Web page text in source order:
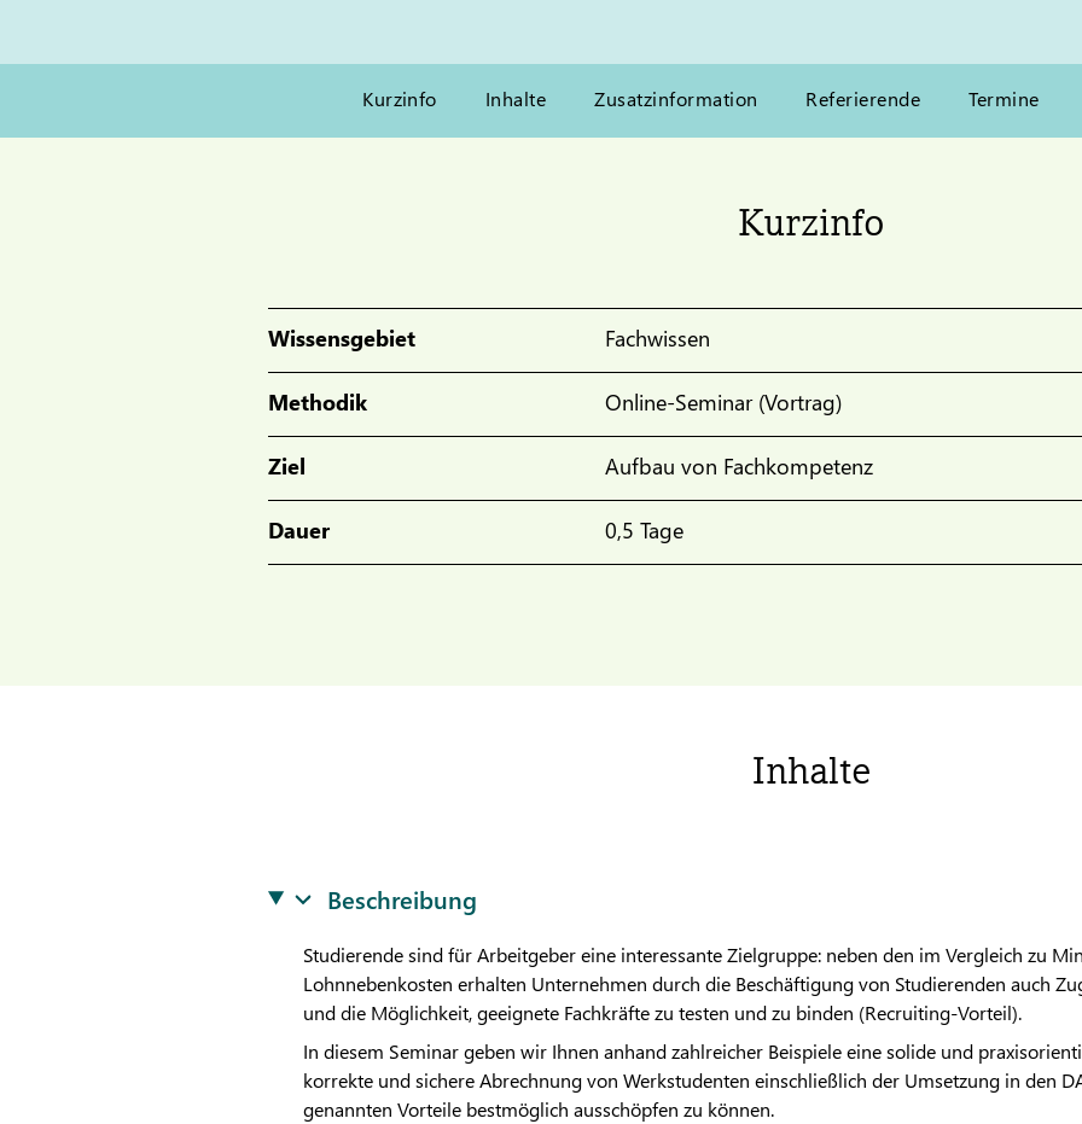
Kurzinfo Inhalte Zusatzinformation Referierende Termine
Kurzinfo
Wissensgebiet Fachwissen
Methodik Online-Seminar (Vortrag)
Ziel Aufbau von Fachkompetenz
Dauer 0,5 Tage
Inhalte
Beschreibung
Studierende sind für Arbeitgeber eine interessante Zielgruppe: neben den im Vergleich zu
Lohnnebenkosten erhalten Unternehmen durch die Beschäftigung von Studierenden auch
und die Möglichkeit, geeignete Fachkräfte zu testen und zu binden (Recruiting-Vorteil).
In diesem Seminar geben wir Ihnen anhand zahlreicher Beispiele eine solide und
korrekte und sichere Abrechnung von Werkstudenten einschließlich der Umsetzung in den
genannten Vorteile bestmöglich ausschöpfen zu können.